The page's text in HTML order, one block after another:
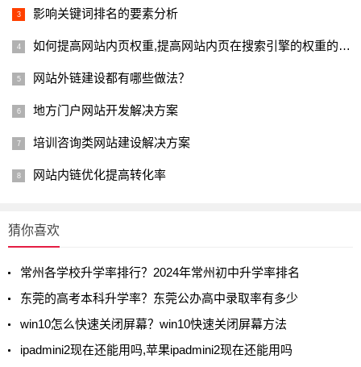
影响关键词排名的要素分析
如何提高网站内页权重,提高网站内页在搜索引擎的权重的方法
网站外链建设都有哪些做法？
地方门户网站开发解决方案
培训咨询类网站建设解决方案
网站内链优化提高转化率
猜你喜欢
常州各学校升学率排行？2024年常州初中升学率排名
东莞的高考本科升学率？东莞公办高中录取率有多少
win10怎么快速关闭屏幕？win10快速关闭屏幕方法
ipadmini2现在还能用吗,苹果ipadmini2现在还能用吗